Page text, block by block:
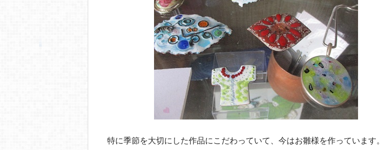
特に季節を大切にした作品にこだわっていて、今はお雛様を作っています。